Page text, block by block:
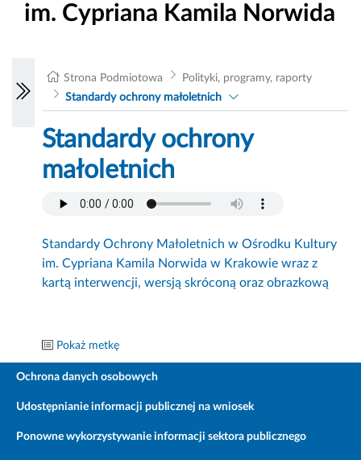
im. Cypriana Kamila Norwida
Strona Podmiotowa
Polityki, programy, raporty
Standardy ochrony małoletnich
Standardy ochrony
małoletnich
Standardy Ochrony Małoletnich w Ośrodku Kultury
im. Cypriana Kamila Norwida w Krakowie wraz z
kartą interwencji, wersją skróconą oraz obrazkową
Pokaż metkę
Ochrona danych osobowych
Udostępnianie informacji publicznej na wniosek
Ponowne wykorzystywanie informacji sektora publicznego